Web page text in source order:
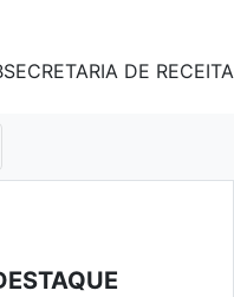
DE RECEITA